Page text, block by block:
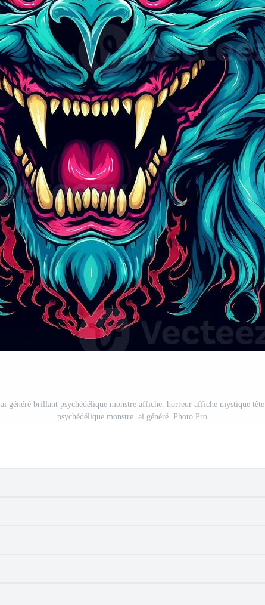
ai généré brillant psychédélique monstre affiche. horreur affiche mystique tête
psychédélique monstre. ai généré. Photo Pro